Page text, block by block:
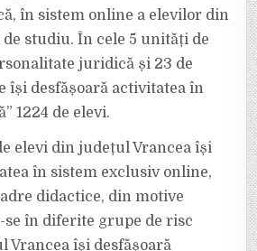
în sistem online a elevilor din
studiu. În cele 5 unități de
juridică și 23 de
își desfășoară activitatea în
1224 de elevi.
elevi din județul Vrancea își
în sistem exclusiv online,
didactice, din motive
se în diferite grupe de risc
Vrancea își desfășoară